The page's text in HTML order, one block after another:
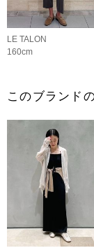
LE TALON
160cm
このブランド